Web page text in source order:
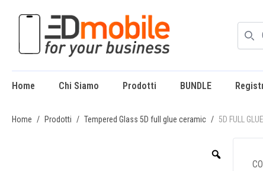
Home Chi Siamo Prodotti BUNDLE
Home / Prodotti / Tempered Glass 5D full glue ceramic / 5D FULL